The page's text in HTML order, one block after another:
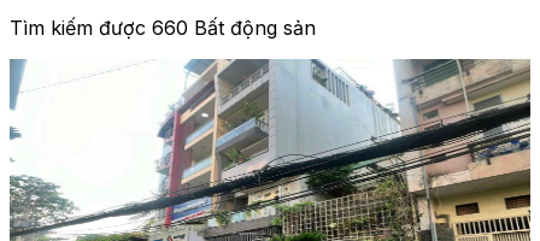
Tìm kiếm được 660 Bất động sản